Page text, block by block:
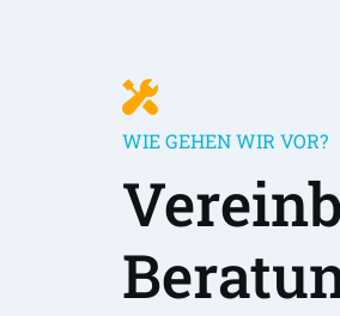
WIE GEHEN WIR VOR?